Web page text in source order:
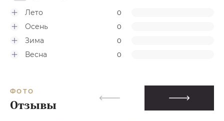
Лето 0
Осень 0
Зима 0
Весна 0
ФОТО
Отзывы